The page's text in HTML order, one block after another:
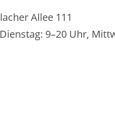
Allee 111
9–20 Uhr,